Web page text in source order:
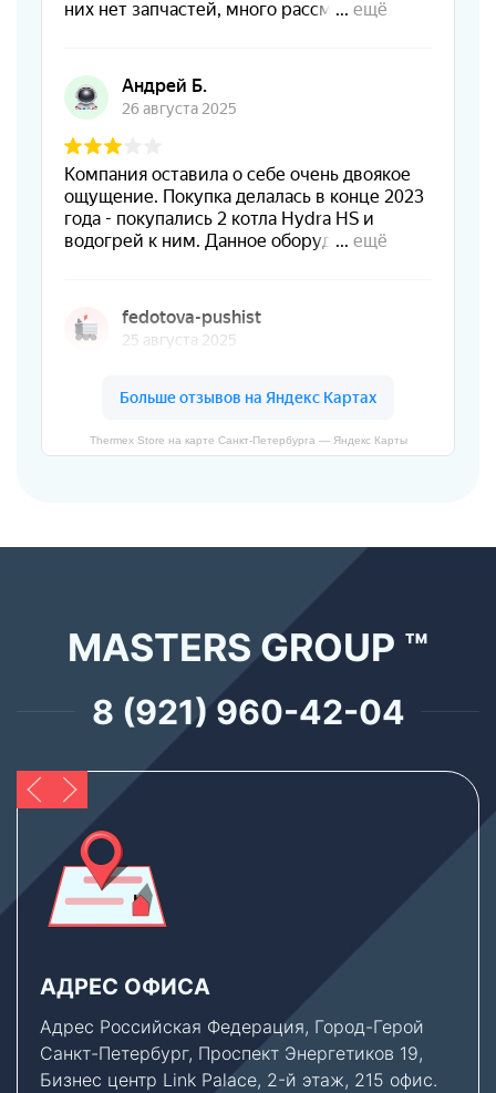
Thermex Store на карте Санкт‑Петербурга — Яндекс Карты
MASTERS GROUP ™
8 (921) 960-42-04
АДРЕС ОФИСА
Адрес Российская Федерация, Город-Герой
Санкт-Петербург, Проспект Энергетиков 19,
Бизнес центр Link Palace, 2-й этаж, 215 офис.